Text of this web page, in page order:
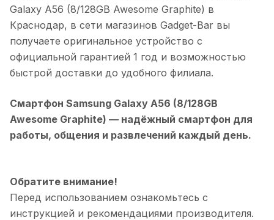
Galaxy A56 (8/128GB Awesome Graphite) в
Краснодар, в сети магазинов Gadget-Bar вы
получаете оригинальное устройство с
официальной гарантией 1 год и возможностью
быстрой доставки до удобного филиала.
Смартфон Samsung Galaxy A56 (8/128GB
Awesome Graphite) — надёжный смартфон для
работы, общения и развлечений каждый день.
Обратите внимание!
Перед использованием ознакомьтесь с
инструкцией и рекомендациями производителя.